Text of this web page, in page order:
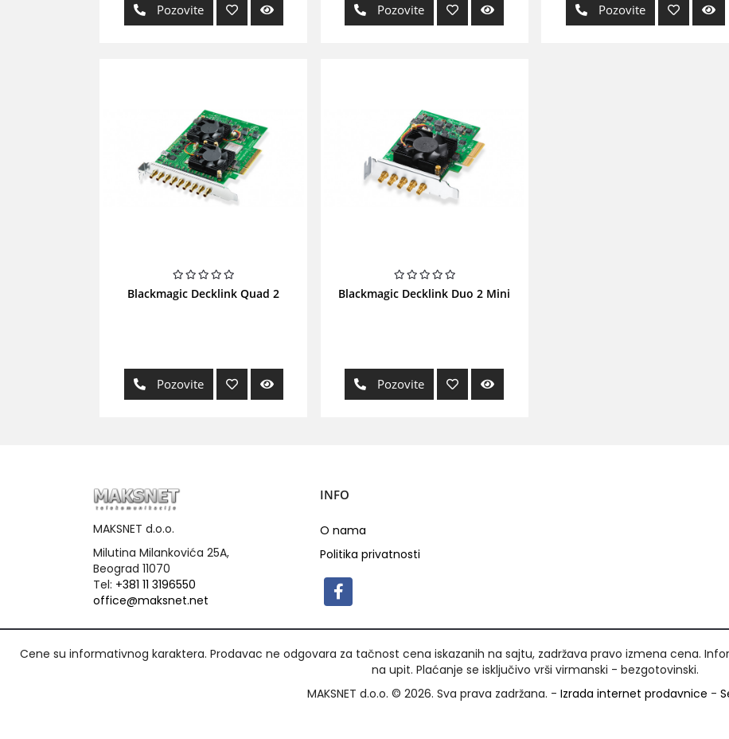
Pozovite Pozovite Pozovite
Blackmagic Decklink Quad 2
Pozovite
Blackmagic Decklink Duo 2 Mini
Pozovite
MAKSNET d.o.o.
Milutina Milankovića 25A,
Beograd 11070
Tel: +381 11 3196550
office@maksnet.net
INFO
O nama
Politika privatnosti
Cene su informativnog karaktera. Prodavac ne odgovara za tačnost cena iskazanih na sajtu, zadržava pravo izmena cena.
na upit. Plaćanje se isključivo vrši virmanski - bezgotovinski.
MAKSNET d.o.o. © 2026. Sva prava zadržana. - Izrada internet prodavnice -